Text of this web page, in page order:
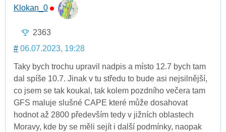
Klokan_0
2363
# 06.07.2023, 19:28
Taky bych trochu upravil nadpis a místo 12.7 bych tam
dal spíše 10.7. Jinak v tu středu to bude asi nejsilnější,
co jsem se tak koukal, tak kolem pozdního večera tam
GFS maluje slušné CAPE které může dosahovat
hodnot až 2800 především tedy v jižních oblastech
Moravy, kde by se měli sejít i další podmínky, naopak